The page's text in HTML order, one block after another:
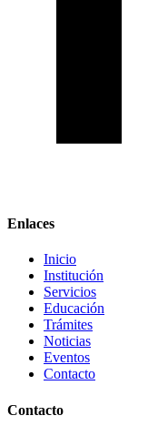
Enlaces
Inicio
Institución
Servicios
Educación
Trámites
Noticias
Eventos
Contacto
Contacto